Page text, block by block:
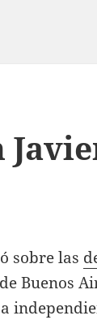
sobre las
Buenos